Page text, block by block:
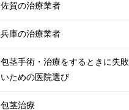
佐賀の治療業者
兵庫の治療業者
包茎手術・治療をするときに失
いための医院選び
包茎治療